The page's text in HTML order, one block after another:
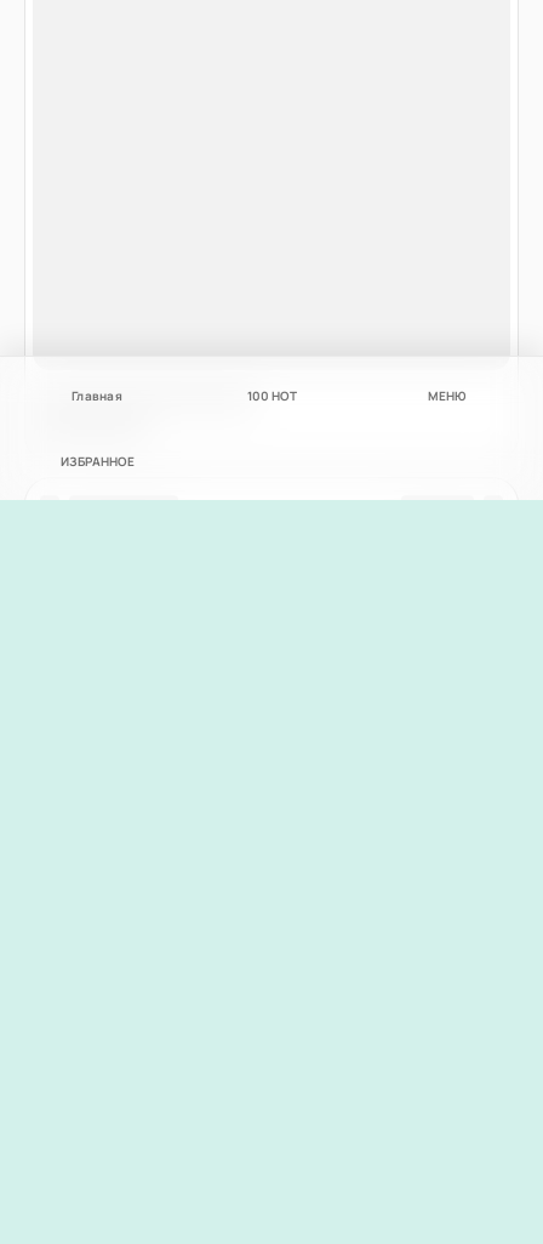
Главная 100 НОТ МЕНЮ
ИЗБРАННОЕ